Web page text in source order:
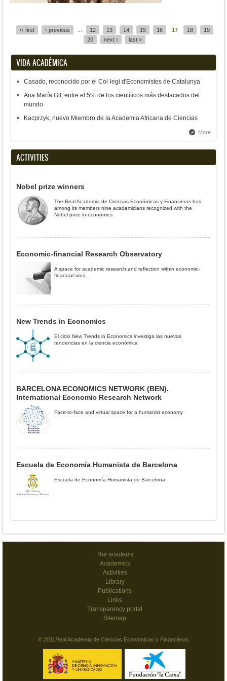
‹‹ first ‹ previous 12 13 14 15 16 17 18
19
20
next › last »
VIDA ACADÉMICA
Casado, reconocido por el Col·legi d'Economistes de Catalunya
Ana María Gil, entre el 5% de los científicos más destacados del
mundo
Kacprzyk, nuevo Miembro de la Academia Africana de Ciencias
More
ACTIVITIES
Nobel prize winners
The Real Academia de Ciencias Económicas y Financieras has
among its members nine academicians recognized with the
Nobel prize in economics.
Economic-financial Research Observatory
A space for academic research and reflection within economic-
financial area.
New Trends in Economics
El ciclo New Trends in Economics investiga las nuevas
tendencias en la ciencia económica
BARCELONA ECONOMICS NETWORK (BEN).
International Economic Research Network
Face-to-face and virtual space for a humanist economy
Escuela de Economía Humanista de Barcelona
Escuela de Economía Humanista de Barcelona
The academy
Academics
Activities
Library
Publications
Links
Transparency portal
Sitemap
© 2011Real Academia de Ciencias Económicas y Financieras